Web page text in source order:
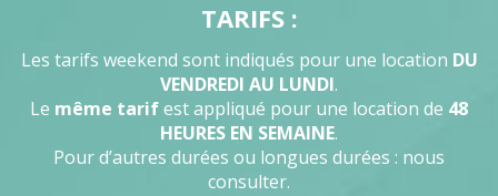
TARIFS :
Les tarifs weekend sont indiqués pour une location DU
VENDREDI AU LUNDI.
Le même tarifest appliqué pour une location de 48
HEURES EN SEMAINE.
Pour d’autres durées ou longues durées : nous
consulter.